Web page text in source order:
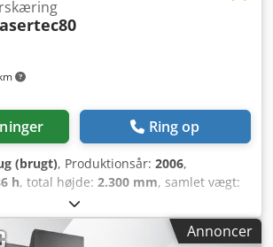
Ring op
(brugt), Produktionsår: 2006,
h, total højde: 2.300 mm, samlet vægt:
500 mm
800 mm, vandring på Y-aksen:500 mm,
700 mm, controllerproducent:Annoncer